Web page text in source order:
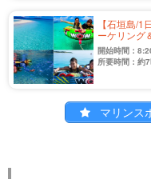
【石垣島/
ーケリング
★《器材レ
開始時間：
所要時間：約
マリンス